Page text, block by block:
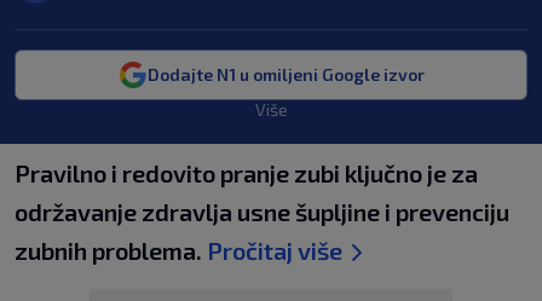
Dodajte N1 u omiljeni Google izvor
Više
Pravilno i redovito pranje zubi ključno je za
održavanje zdravlja usne šupljine i prevenciju
zubnih problema. Pročitaj više